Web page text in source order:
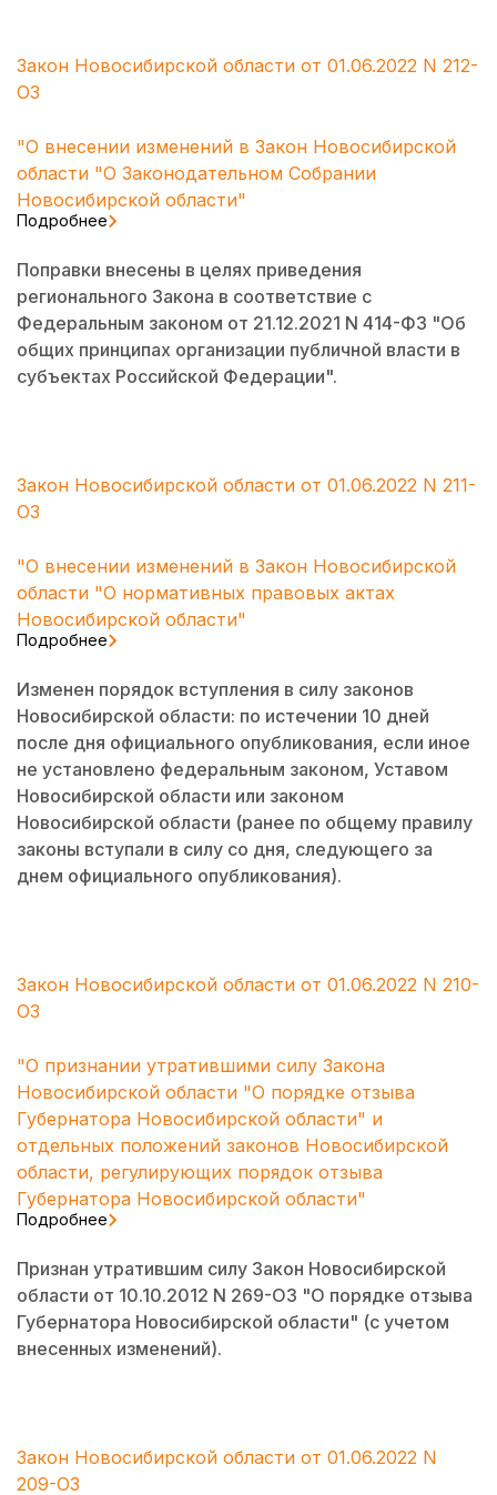
Закон Новосибирской области от 01.06.2022 N 212-
ОЗ
"О внесении изменений в Закон Новосибирской
области "О Законодательном Собрании
Новосибирской области"
Подробнее
Поправки внесены в целях приведения
регионального Закона в соответствие с
Федеральным законом от 21.12.2021 N 414-ФЗ "Об
общих принципах организации публичной власти в
субъектах Российской Федерации".
Закон Новосибирской области от 01.06.2022 N 211-
ОЗ
"О внесении изменений в Закон Новосибирской
области "О нормативных правовых актах
Новосибирской области"
Подробнее
Изменен порядок вступления в силу законов
Новосибирской области: по истечении 10 дней
после дня официального опубликования, если иное
не установлено федеральным законом, Уставом
Новосибирской области или законом
Новосибирской области (ранее по общему правилу
законы вступали в силу со дня, следующего за
днем официального опубликования).
Закон Новосибирской области от 01.06.2022 N 210-
ОЗ
"О признании утратившими силу Закона
Новосибирской области "О порядке отзыва
Губернатора Новосибирской области" и
отдельных положений законов Новосибирской
области, регулирующих порядок отзыва
Губернатора Новосибирской области"
Подробнее
Признан утратившим силу Закон Новосибирской
области от 10.10.2012 N 269-ОЗ "О порядке отзыва
Губернатора Новосибирской области" (с учетом
внесенных изменений).
Закон Новосибирской области от 01.06.2022 N
209-ОЗ